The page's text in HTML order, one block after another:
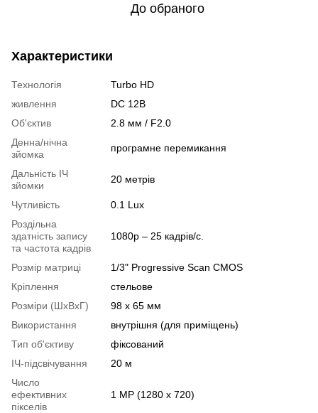
До обраного
Характеристики
Технологія
Turbo HD
живлення
DC 12В
Об'єктив
2.8 мм / F2.0
Денна/нічна
зйомка
програмне перемикання
Дальність ІЧ
зйомки
20 метрів
Чутливість
0.1 Lux
Роздільна
здатність запису
та частота кадрів
1080p – 25 кадрів/с.
Розмір матриці
1/3" Progressive Scan CMOS
Кріплення
стельове
Розміри (ШxВxГ)
98 х 65 мм
Використання
внутрішня (для приміщень)
Тип об'єктиву
фіксований
ІЧ-підсвічування
20 м
Число
ефективних
пікселів
1 MP (1280 x 720)